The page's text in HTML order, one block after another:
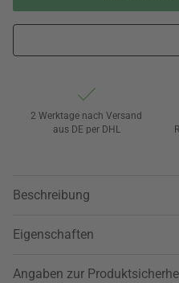
2 Werktage nach Versand
aus DE per DHL
Beschreibung
Eigenschaften
Angaben zur